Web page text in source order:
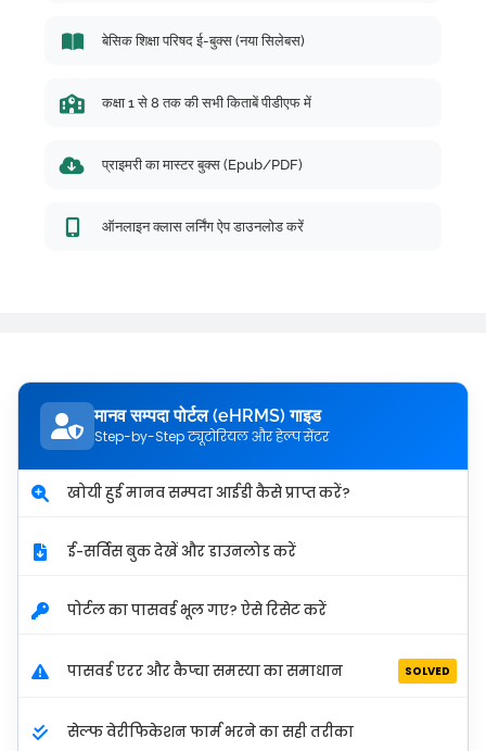
बेसिक शिक्षा परिषद ई-बुक्स (नया सिलेबस)
कक्षा 1 से 8 तक की सभी किताबें पीडीएफ में
प्राइमरी का मास्टर बुक्स (Epub/PDF)
ऑनलाइन क्लास लर्निंग ऐप डाउनलोड करें
मानव सम्पदा पोर्टल (eHRMS) गाइड
Step-by-Step ट्यूटोरियल और हेल्प सेंटर
खोयी हुई मानव सम्पदा आईडी कैसे प्राप्त करें?
ई-सर्विस बुक देखें और डाउनलोड करें
पोर्टल का पासवर्ड भूल गए? ऐसे रिसेट करें
पासवर्ड एरर और कैप्चा समस्या का समाधान SOLVED
सेल्फ वेरीफिकेशन फार्म भरने का सही तरीका